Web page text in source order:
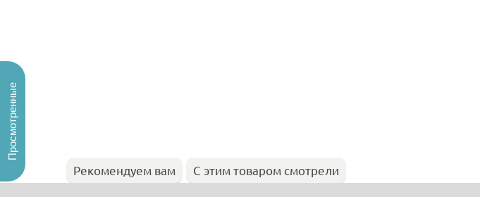
Рекомендуем вам С этим товаром смотрели
Просмотренные